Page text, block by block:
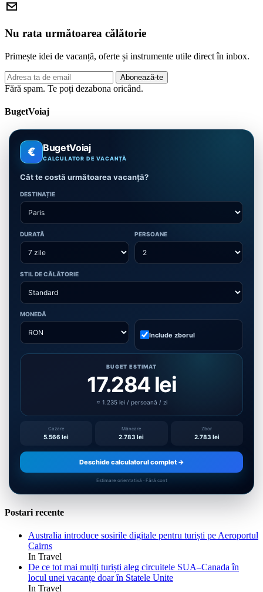
Nu rata următoarea călătorie
Primește idei de vacanță, oferte și instrumente utile direct în inbox.
Adresa
de
Abonează-te
Fără spam. Te poți dezabona oricând.
BugetVoiaj
€ BugetVoiaj
CALCULATOR DE VACANȚĂ
Cât te costă următoarea vacanță?
DESTINAȚIE
DURATĂ PERSOANE
STIL DE CĂLĂTORIE
MONEDĂ
Include zborul
BUGET ESTIMAT
17.284 lei
≈ 1.235 lei / persoană / zi
Cazare
5.566 lei
Mâncare
2.783 lei
Zbor
2.783 lei
Deschide calculatorul complet →
Estimare orientativă · Fără cont
Postari recente
Australia introduce sosirile digitale pentru turiști pe Aeroportul
Cairns
In Travel
De ce tot mai mulți turiști aleg circuitele SUA–Canada în
locul unei vacanțe doar în Statele Unite
In Travel